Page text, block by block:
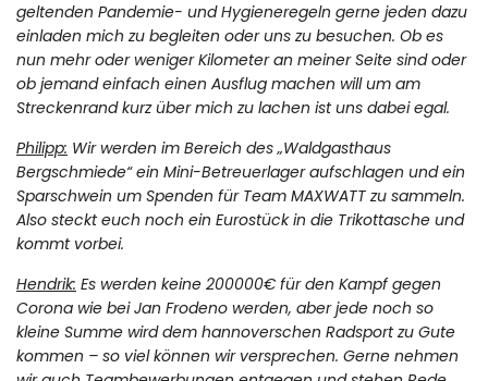
geltenden Pandemie- und Hygieneregeln gerne jeden dazu
einladen mich zu begleiten oder uns zu besuchen. Ob es
nun mehr oder weniger Kilometer an meiner Seite sind oder
ob jemand einfach einen Ausflug machen will um am
Streckenrand kurz über mich zu lachen ist uns dabei egal.
Philipp: Wir werden im Bereich des „Waldgasthaus
Bergschmiede“ ein Mini-Betreuerlager aufschlagen und ein
Sparschwein um Spenden für Team MAXWATT zu sammeln.
Also steckt euch noch ein Eurostück in die Trikottasche und
kommt vorbei.
Hendrik: Es werden keine 200000€ für den Kampf gegen
Corona wie bei Jan Frodeno werden, aber jede noch so
kleine Summe wird dem hannoverschen Radsport zu Gute
kommen – so viel können wir versprechen. Gerne nehmen